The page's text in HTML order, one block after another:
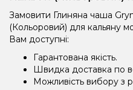
Замовити Глиняна чаша
(Кольоровий) для кальяну
Вам доступні:
Гарантована якість.
Швидка доставка по
Можливість вибору з